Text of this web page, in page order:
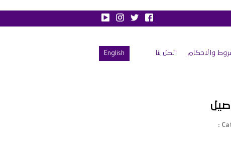
والاحكام اتصل بنا English